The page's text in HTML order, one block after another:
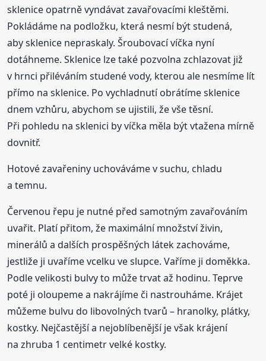
sklenice opatrně vyndávat zavařovacími kleštěmi.
Pokládáme na podložku, která nesmí být studená,
aby sklenice nepraskaly. Šroubovací víčka nyní
dotáhneme. Sklenice lze také pozvolna zchlazovat již
v hrnci přiléváním studené vody, kterou ale nesmíme lít
přímo na sklenice. Po vychladnutí obrátíme sklenice
dnem vzhůru, abychom se ujistili, že vše těsní.
Při pohledu na sklenici by víčka měla být vtažena mírně
dovnitř.
Hotové zavařeniny uchováváme v suchu, chladu
a temnu.
Červenou řepu je nutné před samotným zavařováním
uvařit. Platí přitom, že maximální množství živin,
minerálů a dalších prospěšných látek zachováme,
jestliže ji uvaříme vcelku ve slupce. Vaříme ji doměkka.
Podle velikosti bulvy to může trvat až hodinu. Teprve
poté ji oloupeme a nakrájíme či nastrouháme. Krájet
můžeme bulvu do libovolných tvarů – hranolky, plátky,
kostky. Nejčastější a nejoblíbenější je však krájení
na zhruba 1 centimetr velké kostky.